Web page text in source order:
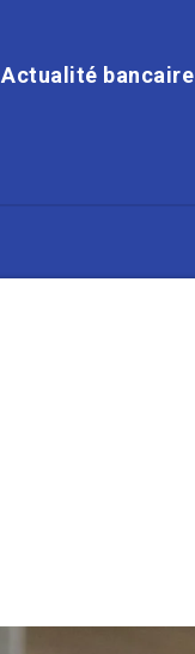
Actualité bancaire